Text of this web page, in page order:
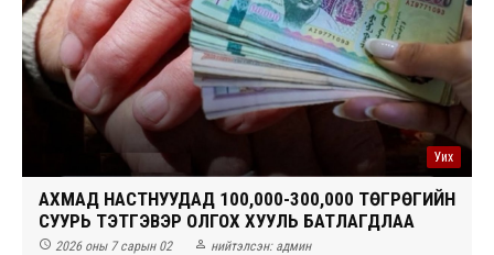
Уих
АХМАД НАСТНУУДАД 100,000-300,000 ТӨГРӨГИЙН
СУУРЬ ТЭТГЭВЭР ОЛГОХ ХУУЛЬ БАТЛАГДЛАА
 2026 оны 7 сарын 02  нийтэлсэн: админ